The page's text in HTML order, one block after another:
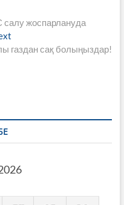
салу жоспарлануда
post:
газдан сақ болыңыздар!